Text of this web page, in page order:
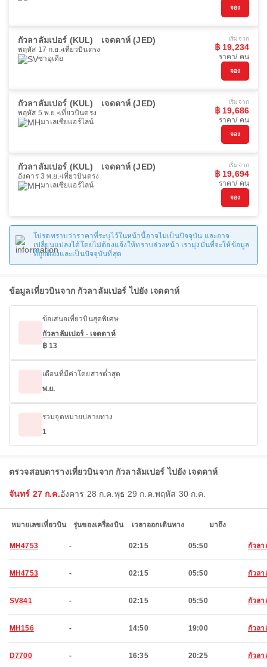
จอง
กัวลาลัมเปอร์ (KUL) เจดดาห์ (JED)
พฤหัส 17 ก.ย. เที่ยวบินตรง
ซาอุเดีย
เริ่มจาก
฿ 19,234
ราคา/ คน
จอง
กัวลาลัมเปอร์ (KUL) เจดดาห์ (JED)
พฤหัส 5 พ.ย. เที่ยวบินตรง
มาเลเซียแอร์ไลน์
เริ่มจาก
฿ 19,686
ราคา/ คน
จอง
กัวลาลัมเปอร์ (KUL) เจดดาห์ (JED)
อังคาร 3 พ.ย. เที่ยวบินตรง
มาเลเซียแอร์ไลน์
เริ่มจาก
฿ 19,694
ราคา/ คน
จอง
โปรดทราบว่าราคาที่ระบุไว้ในหน้านี้อาจไม่เป็นปัจจุบัน และอาจ
เปลี่ยนแปลงได้โดยไม่ต้องแจ้งให้ทราบล่วงหน้า เรามุ่งมั่นที่จะให้ข้อมูล
ที่ถูกต้องและเป็นปัจจุบันที่สุด
ข้อมูลเที่ยวบินจาก กัวลาลัมเปอร์ ไปยัง เจดดาห์
ข้อเสนอเที่ยวบินสุดพิเศษ
กัวลาลัมเปอร์ - เจดดาห์
฿ 13
เดือนที่มีค่าโดยสารต่ำสุด
พ.ย.
รวมจุดหมายปลายทาง
1
ตรวจสอบตารางเที่ยวบินจาก กัวลาลัมเปอร์ ไปยัง เจดดาห์
จันทร์ 27 ก.ค.อังคาร 28 ก.ค. พุธ 29 ก.ค. พฤหัส 30 ก.ค.
หมายเลขเที่ยวบิน รุ่นของเครื่องบิน เวลาออกเดินทาง มาถึง
MH4753 - 02:15 05:50 กัวลา
MH4753 - 02:15 05:50 กัวลา
SV841 - 02:15 05:50 กัวลา
MH156 - 14:50 19:00 กัวลา
D7700 - 16:35 20:25 กัวลา